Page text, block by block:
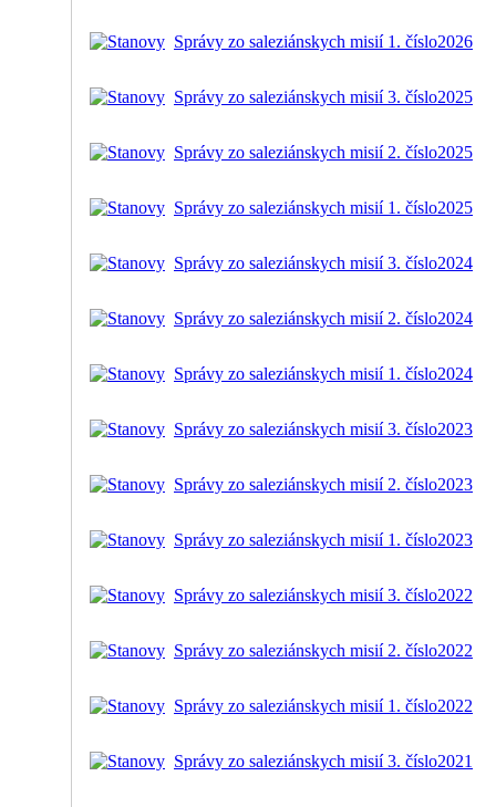
Správy zo saleziánskych misií 1. číslo2026
Správy zo saleziánskych misií 3. číslo2025
Správy zo saleziánskych misií 2. číslo2025
Správy zo saleziánskych misií 1. číslo2025
Správy zo saleziánskych misií 3. číslo2024
Správy zo saleziánskych misií 2. číslo2024
Správy zo saleziánskych misií 1. číslo2024
Správy zo saleziánskych misií 3. číslo2023
Správy zo saleziánskych misií 2. číslo2023
Správy zo saleziánskych misií 1. číslo2023
Správy zo saleziánskych misií 3. číslo2022
Správy zo saleziánskych misií 2. číslo2022
Správy zo saleziánskych misií 1. číslo2022
Správy zo saleziánskych misií 3. číslo2021